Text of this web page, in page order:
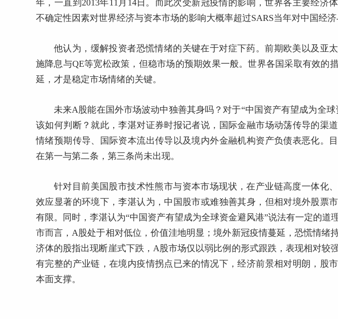
年，一直到2013年11月14日。而此次受新冠疫情的影响，世界各主要经济
不确定性因素对世界经济与资本市场的影响大概率超过SARS当年对中国经济
他认为，缓解投资者恐慌情绪的关键在于对症下药。前期欧美以及亚
施降息与QE等宽松政策，但稳市场的预期效果一般。世界各国采取有效的
延，才是稳定市场情绪的关键。
未来A股能在国外市场波动中独善其身吗？对于“中国资产有望成为全
该如何判断？就此，李湛对证券时报记者说，国际金融市场动荡传导的渠
情绪预期传导、国际资本流出传导以及境内外金融机构资产负债表恶化。
在第一与第二条，第三条尚未出现。
针对目前美国股市技术性熊市与资本市场现状，在产业链高度一体化
效应显著的环境下，李湛认为，中国股市或难独善其身，但相对境外股票
有限。同时，李湛认为“中国资产有望成为全球资金避风港”说法有一定的道
市而言，A股处于相对低位，价值洼地明显；境外新冠疫情蔓延，恐慌情绪
济体的股指出现断崖式下跌，A股市场仅以弱比例的形式跟跌，表现相对较
有完整的产业链，在境内疫情拐点已来的情况下，经济前景相对明朗，股
本面支撑。